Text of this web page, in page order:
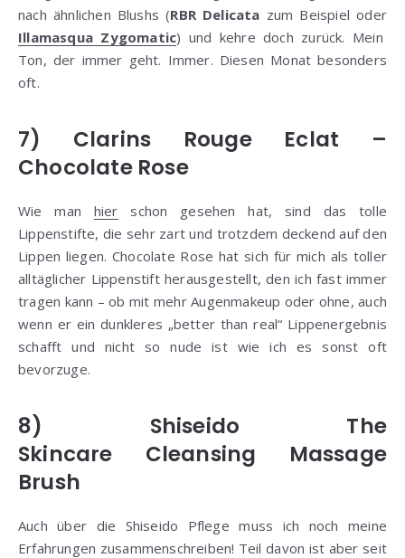
nach ähnlichen Blushs (RBR Delicata zum Beispiel oder
Illamasqua Zygomatic) und kehre doch zurück. Mein
Ton, der immer geht. Immer. Diesen Monat besonders
oft.
7) Clarins Rouge Eclat –
Chocolate Rose
Wie man hier schon gesehen hat, sind das tolle
Lippenstifte, die sehr zart und trotzdem deckend auf den
Lippen liegen. Chocolate Rose hat sich für mich als toller
alltäglicher Lippenstift herausgestellt, den ich fast immer
tragen kann – ob mit mehr Augenmakeup oder ohne, auch
wenn er ein dunkleres „better than real“ Lippenergebnis
schafft und nicht so nude ist wie ich es sonst oft
bevorzuge.
8) Shiseido The
Skincare Cleansing Massage
Brush
Auch über die Shiseido Pflege muss ich noch meine
Erfahrungen zusammenschreiben! Teil davon ist aber seit